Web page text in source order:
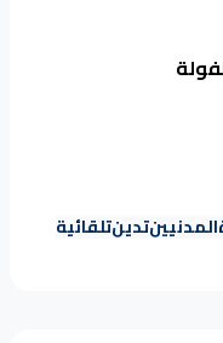
المدنيينتدينتلقائية